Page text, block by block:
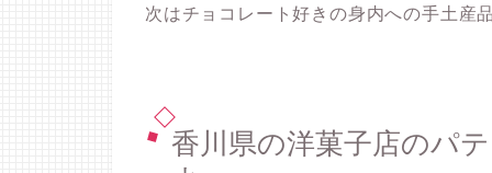
次はチョコレート好きの身内への手土産
香川県の洋菓子店のパ